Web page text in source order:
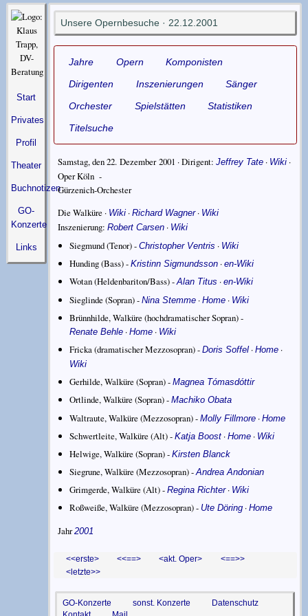
Start
Privates
Profil
Theater
Buchnotizen
GO-
Konzerte
Links
Unsere Opernbesuche · 22.12.2001
Jahre Opern
Komponisten
Dirigenten
Inszenierungen
Sänger
Orchester
Spielstätten
Statistiken
Titelsuche
Samstag, den 22. Dezember 2001 · Dirigent:Jeffrey Tate · Wiki ·
Oper Köln -
Gürzenich-Orchester
Die Walküre · Wiki ·Richard Wagner· Wiki
Inszenierung:Robert Carsen · Wiki
Siegmund (Tenor) -Christopher Ventris · Wiki
Hunding (Bass) -Kristinn Sigmundsson ·en-Wiki
Wotan (Heldenbariton/Bass) -Alan Titus ·en-Wiki
Sieglinde (Sopran) -Nina Stemme ·Home · Wiki
Brünnhilde, Walküre (hochdramatischer Sopran) -
Renate Behle ·Home · Wiki
Fricka (dramatischer Mezzosopran) -Doris Soffel ·Home ·
Wiki
Gerhilde, Walküre (Sopran) -Magnea Tómasdóttir
Ortlinde, Walküre (Sopran) -Machiko Obata
Waltraute, Walküre (Mezzosopran) -Molly Fillmore ·Home
Schwertleite, Walküre (Alt) -Katja Boost ·Home · Wiki
Helwige, Walküre (Sopran) -Kirsten Blanck
Siegrune, Walküre (Mezzosopran) -Andrea Andonian
Grimgerde, Walküre (Alt) -Regina Richter· Wiki
Roßweiße, Walküre (Mezzosopran) - Ute Döring ·Home
Jahr2001
<erste <== akt. Oper
==>
letzte>
GO-Konzerte sonst. Konzerte
Datenschutz
Kontakt
Mail